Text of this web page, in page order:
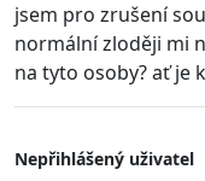
jsem pro zrušení
normální zloději mi
na tyto osoby? ať je
Nepřihlášený uživatel